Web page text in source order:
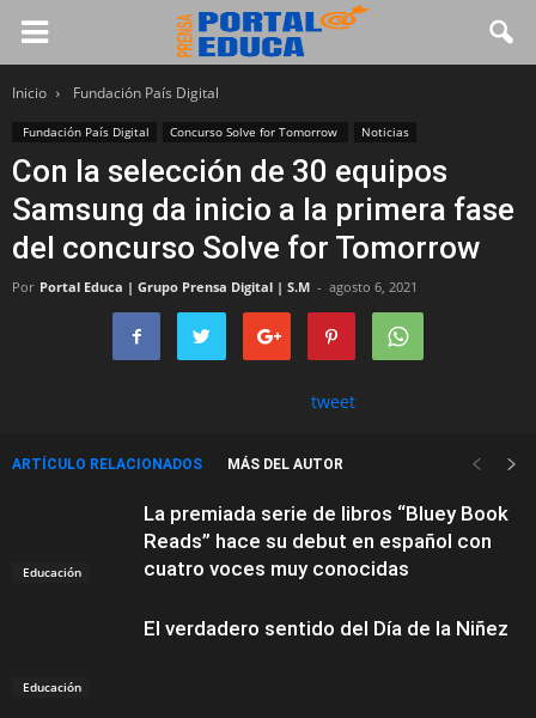
Inicio Fundación País Digital
Fundación País Digital Concurso Solve for Tomorrow Noticias
Con la selección de 30 equipos
Samsung da inicio a la primera fase
del concurso Solve for Tomorrow
Por Portal Educa | Grupo Prensa Digital | S.M - agosto 6, 2021
tweet
ARTÍCULO RELACIONADOS MÁS DEL AUTOR
Educación
La premiada serie de libros “Bluey Book
Reads” hace su debut en español con
cuatro voces muy conocidas
Educación
El verdadero sentido del Día de la Niñez